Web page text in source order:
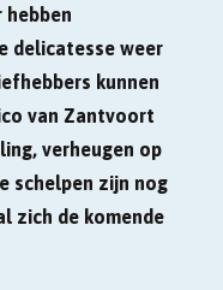
hebben
delicatesse weer
kunnen
van Zantvoort
verheugen op
schelpen zijn nog
zich de komende